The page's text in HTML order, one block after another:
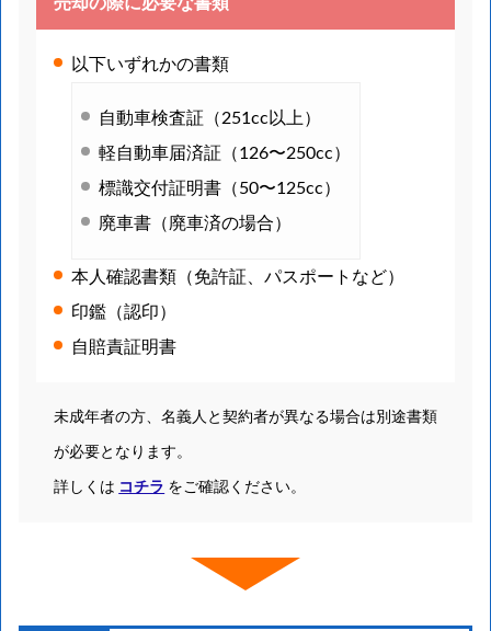
以下いずれかの書類
自動車検査証（251cc以上）
軽自動車届済証（126〜250cc）
標識交付証明書（50〜125cc）
廃車書（廃車済の場合）
本人確認書類（免許証、パスポートなど）
印鑑（認印）
自賠責証明書
未成年者の方、名義人と契約者が異なる場合は別途書類
が必要となります。
詳しくは コチラ をご確認ください。